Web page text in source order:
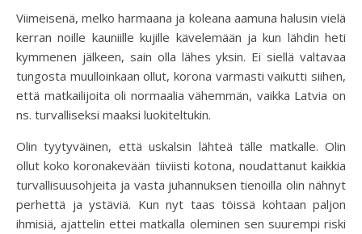
Viimeisenä, melko harmaana ja koleana aamuna halusin vielä
kerran noille kauniille kujille kävelemään ja kun lähdin heti
kymmenen jälkeen, sain olla lähes yksin. Ei siellä valtavaa
tungosta muulloinkaan ollut, korona varmasti vaikutti siihen,
että matkailijoita oli normaalia vähemmän, vaikka Latvia on
ns. turvalliseksi maaksi luokiteltukin.
Olin tyytyväinen, että uskalsin lähteä tälle matkalle. Olin
ollut koko koronakevään tiiviisti kotona, noudattanut kaikkia
turvallisuusohjeita ja vasta juhannuksen tienoilla olin nähnyt
perhettä ja ystäviä. Kun nyt taas töissä kohtaan paljon
ihmisiä, ajattelin ettei matkalla oleminen sen suurempi riski